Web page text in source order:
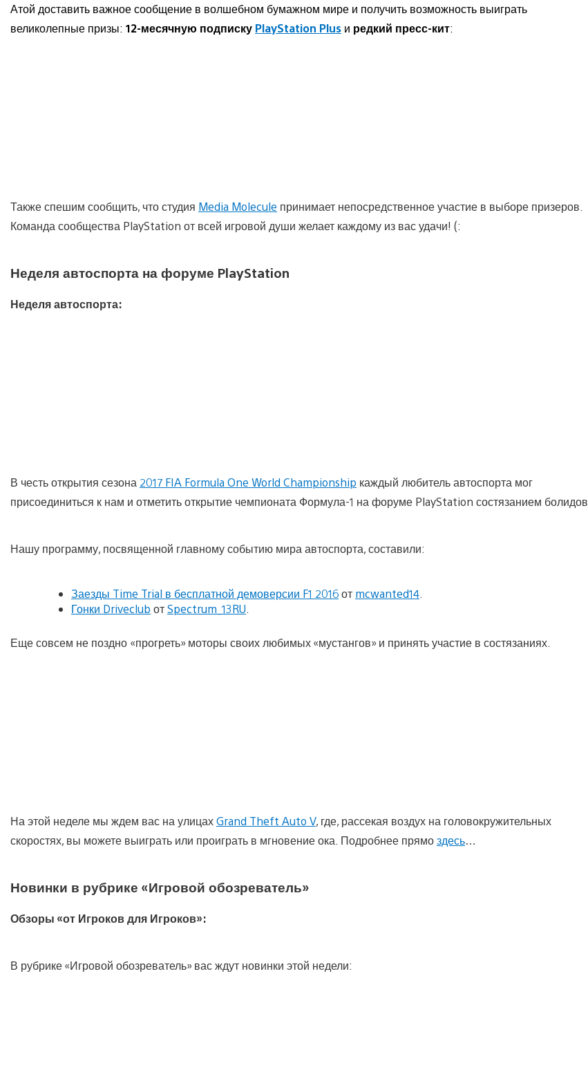
Атой доставить важное сообщение в волшебном бумажном мире и получить возможность выиграть
великолепные призы: 12-месячную подписку PlayStation Plus и редкий пресс-кит:
Также спешим сообщить, что студия Media Molecule принимает непосредственное участие в выборе призеров.
Команда сообщества PlayStation от всей игровой души желает каждому из вас удачи! (:
Неделя автоспорта на форуме PlayStation
Неделя автоспорта:
В честь открытия сезона 2017 FIA Formula One World Championship каждый любитель автоспорта мог
присоединиться к нам и отметить открытие чемпионата Формула-1 на форуме PlayStation состязанием болидов.
Нашу программу, посвященной главному событию мира автоспорта, составили:
Заезды Time Trial в бесплатной демоверсии F1 2016от mcwanted14
Гонки Driveclub отSpectrum_13RU
Еще совсем не поздно «прогреть» моторы своих любимых «мустангов» и принять участие в состязаниях.
На этой неделе мы ждем вас на улицахGrand Theft Auto V, где, рассекая воздух на головокружительных
скоростях, вы можете выиграть или проиграть в мгновение ока. Подробнее прямоздесь…
Новинки в рубрике «Игровой обозреватель»
Обзоры «от Игроков для Игроков»:
В рубрике «Игровой обозреватель» вас ждут новинки этой недели: